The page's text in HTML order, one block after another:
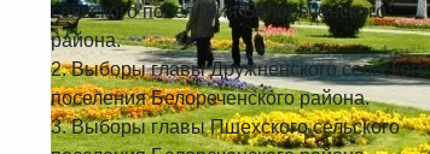
сельского поселения Белореченского
района.
2. Выборы главы Дружненского сельского
поселения Белореченского района.
3. Выборы главы Пшехского сельского